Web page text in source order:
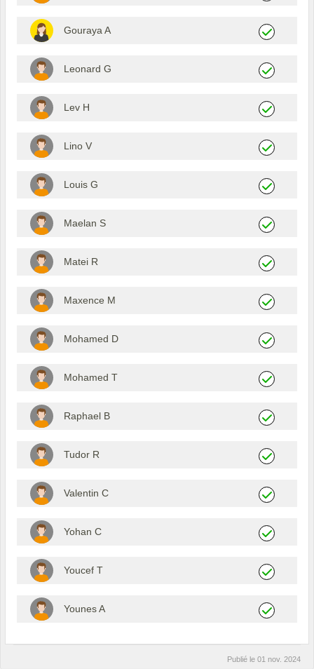
Gouraya A
Leonard G
Lev H
Lino V
Louis G
Maelan S
Matei R
Maxence M
Mohamed D
Mohamed T
Raphael B
Tudor R
Valentin C
Yohan C
Youcef T
Younes A
Publié le 01 nov. 2024